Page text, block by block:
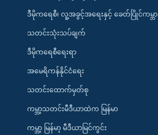
ဒီမိုကရေစီ၊ လူ့အခွင့်အရေးနှင့် ခေတ်ပြိုင်ကမ္ဘာ
သတင်းသုံးသပ်ချက်
ဒီမိုကရေစီရေးရာ
အမေရိကန်နိုင်ငံရေး
သတင်းထောက်မှတ်စု
ကမ္ဘာ့သတင်းမီဒီယာထဲက မြန်မာ
ကမ္ဘာ့ မြန်မာ့ မီဒီယာမြင်ကွင်း